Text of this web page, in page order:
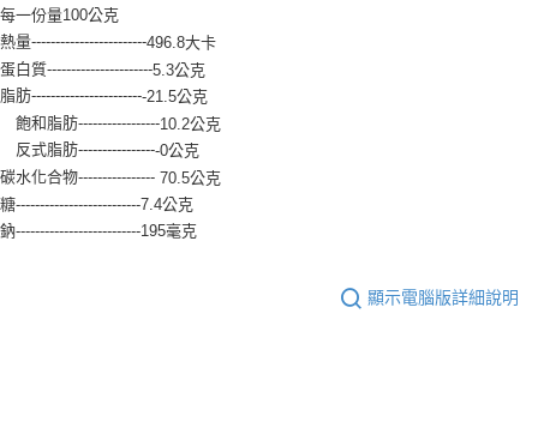
每一份量100公克
熱量------------------------496.8大卡
蛋白質----------------------5.3公克
脂肪------------------------21.5公克
飽和脂肪-----------------10.2公克
反式脂肪-----------------0公克
碳水化合物---------------- 70.5公克
糖--------------------------7.4公克
鈉--------------------------195毫克
顯示電腦版詳細說明